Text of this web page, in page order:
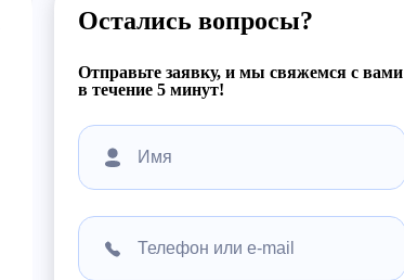
Остались вопросы?
Отправьте заявку, и мы свяжемся с вами
в течение 5 минут!